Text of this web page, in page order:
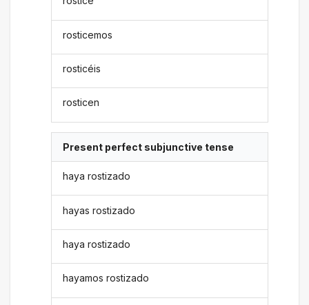
rosticemos
rosticéis
rosticen
Present perfect subjunctive tense
haya rostizado
hayas rostizado
haya rostizado
hayamos rostizado